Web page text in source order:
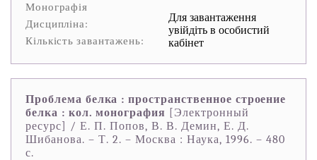
Монографія
Дисципліна:
Кількість завантажень:
Для завантаження
увійдіть в особистий
кабінет
Проблема белка : пространственное строение
белка : кол. монография [Электронный
ресурс] / Е. П. Попов, В. В. Демин, Е. Д.
Шибанова. – Т. 2. – Москва : Наука, 1996. – 480
с.